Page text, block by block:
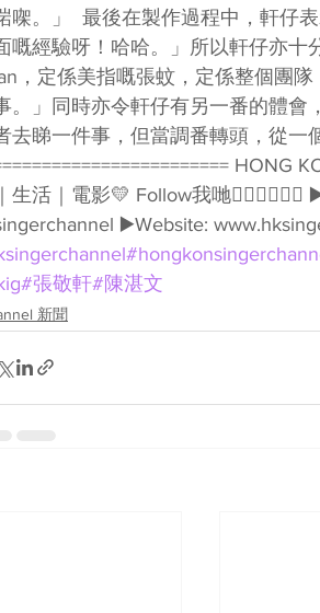
㗎。」  最後在製作過程中，軒仔
嘅經驗呀！哈哈。」所以軒仔亦十
，定係美指嘅張蚊，定係整個團
。」同時亦令軒仔有另一番的體會
去睇一件事，但當調番轉頭，從一
生活｜電影💛 Follow我哋
▶️Website:
#張敬軒#陳湛文
新聞